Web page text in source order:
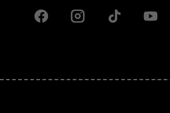
FacebookInstagramTiktok